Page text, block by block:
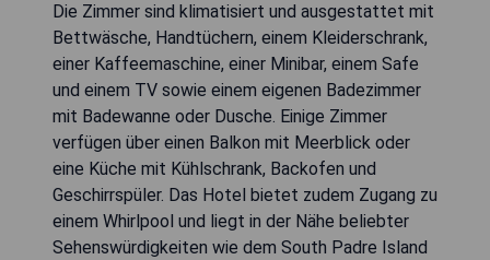
Die Zimmer sind klimatisiert und ausgestattet mit
Bettwäsche, Handtüchern, einem Kleiderschrank,
einer Kaffeemaschine, einer Minibar, einem Safe
und einem TV sowie einem eigenen Badezimmer
mit Badewanne oder Dusche. Einige Zimmer
verfügen über einen Balkon mit Meerblick oder
eine Küche mit Kühlschrank, Backofen und
Geschirrspüler. Das Hotel bietet zudem Zugang zu
einem Whirlpool und liegt in der Nähe beliebter
Sehenswürdigkeiten wie dem South Padre Island